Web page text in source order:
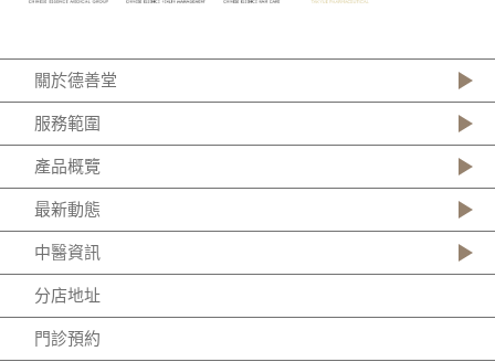
關於德善堂
服務範圍
產品概覽
最新動態
中醫資訊
分店地址
門診預約